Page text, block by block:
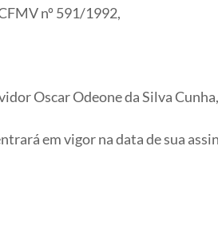
nº 591/1992,
Oscar Odeone da Silva
em vigor na data de sua